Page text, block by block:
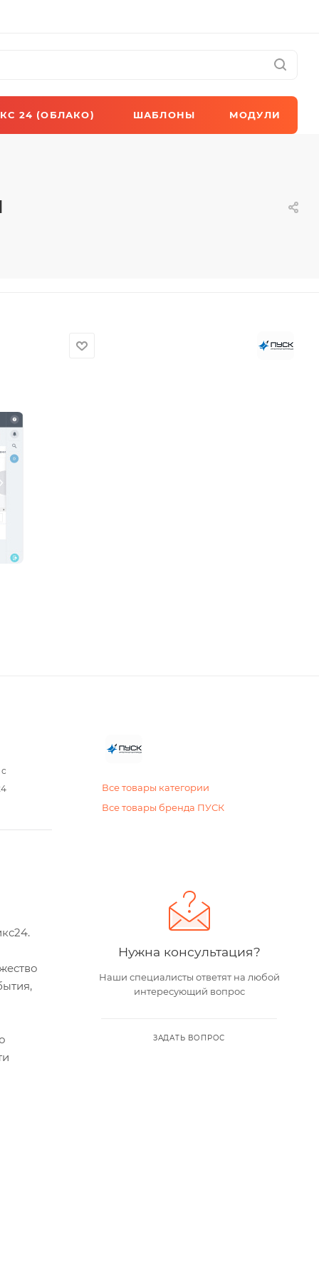
24 (ОБЛАКО) ШАБЛОНЫ МОДУЛИ
Все товары категории
Все товары бренда ПУСК
Нужна консультация?
Наши специалисты ответят на любой
интересующий вопрос
ЗАДАТЬ ВОПРОС